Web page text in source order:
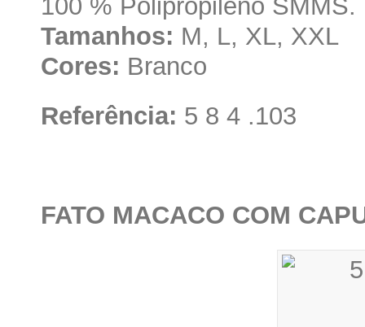
100 % Polipropileno SMMS.
Tamanhos: M, L, XL, XXL
Cores: Branco
Referência: 5 8 4 .103
FATO MACACO COM